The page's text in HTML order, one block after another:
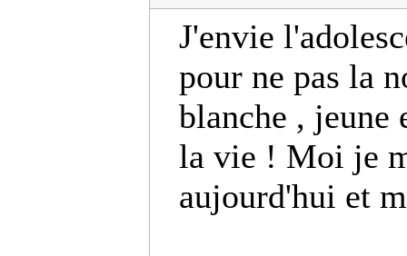
J'envie
pour ne pas la
blanche , jeune
la vie ! Moi je
aujourd'hui et